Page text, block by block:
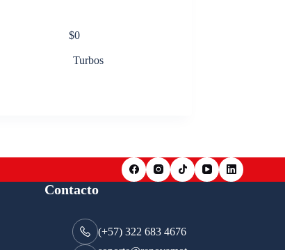
$0
Turbos
Contacto
(+57) 322 683 4676